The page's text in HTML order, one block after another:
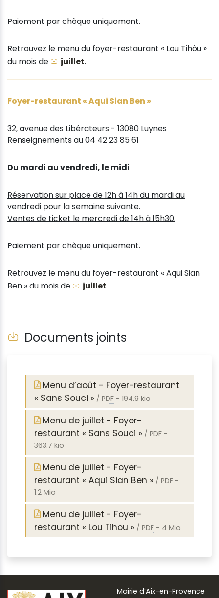
Paiement par chèque uniquement.
Retrouvez le menu du foyer-restaurant « Lou Tihòu »
du mois de
juillet.
Foyer-restaurant « Aqui Sian Ben »
32, avenue des Libérateurs - 13080 Luynes
Renseignements au 04 42 23 85 61
Du mardi au vendredi, le midi
Réservation sur place de 12h à 14h du mardi au
vendredi pour la semaine suivante.
Ventes de ticket le mercredi de 14h à 15h30.
Paiement par chèque uniquement.
Retrouvez le menu du foyer-restaurant « Aqui Sian
Ben » du mois de
juillet.
Documents joints
Menu d’août - Foyer-restaurant
« Sans Souci » / PDF - 194.9 kio
Menu de juillet - Foyer-
restaurant « Sans Souci » / PDF -
363.7 kio
Menu de juillet - Foyer-
restaurant « Aqui Sian Ben » / PDF -
1.2 Mio
Menu de juillet - Foyer-
restaurant « Lou Tihou » / PDF - 4 Mio
Mairie d’Aix-en-Provence